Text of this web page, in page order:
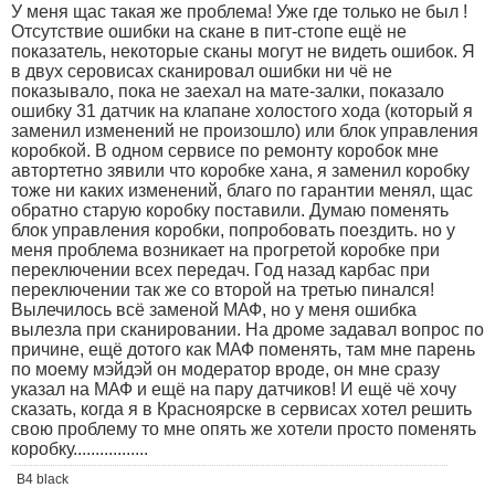
У меня щас такая же проблема! Уже где только не был !
Отсутствие ошибки на скане в пит-стопе ещё не
показатель, некоторые сканы могут не видеть ошибок. Я
в двух серовисах сканировал ошибки ни чё не
показывало, пока не заехал на мате-залки, показало
ошибку 31 датчик на клапане холостого хода (который я
заменил изменений не произошло) или блок управления
коробкой. В одном сервисе по ремонту коробок мне
автортетно зявили что коробке хана, я заменил коробку
тоже ни каких изменений, благо по гарантии менял, щас
обратно старую коробку поставили. Думаю поменять
блок управления коробки, попробовать поездить. но у
меня проблема возникает на прогретой коробке при
переключении всех передач. Год назад карбас при
переключении так же со второй на третью пинался!
Вылечилось всё заменой МАФ, но у меня ошибка
вылезла при сканировании. На дроме задавал вопрос по
причине, ещё дотого как МАФ поменять, там мне парень
по моему мэйдэй он модератор вроде, он мне сразу
указал на МАФ и ещё на пару датчиков! И ещё чё хочу
сказать, когда я в Красноярске в сервисах хотел решить
свою проблему то мне опять же хотели просто поменять
коробку.................
В4 black